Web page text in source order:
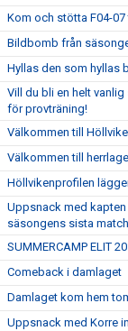
Kom och stötta F04-07
Bildbomb från
Hyllas den som hyllas
Vill du bli en helt
för provträning!
Välkommen till
Välkommen till
Höllvikenprofilen
Uppsnack med
säsongens sista match
SUMMERCAMP ELIT
Comeback i damlaget
Damlaget kom hem
Uppsnack med Korre